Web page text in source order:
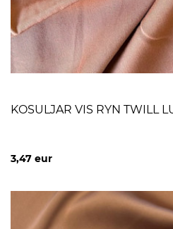
KOSULJAR VIS RYN TWILL
3,47 eur